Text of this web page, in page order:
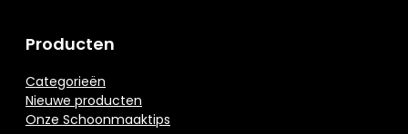
Producten
Categorieën
Nieuwe producten
Onze Schoonmaaktips